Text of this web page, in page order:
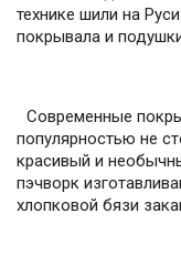
технике шили на
покрывала и
Современные
популярностью не
красивый и
пэчворк
хлопковой бязи